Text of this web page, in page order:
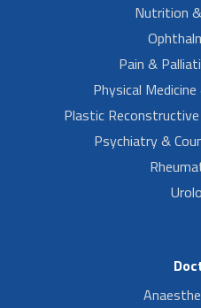
Nutrition
Pain &
Physical
Plastic
Psychiatry &